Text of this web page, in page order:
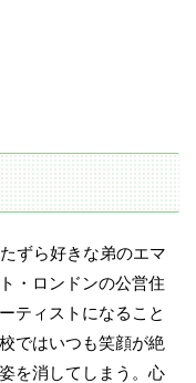
ずら好きな弟のエマ
・ロンドンの公営住
ティストになること
ではいつも笑顔が絶
を消してしまう。心